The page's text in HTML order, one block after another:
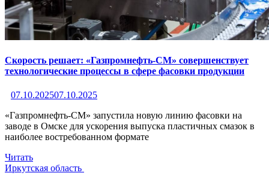
Скорость решает: «Газпромнефть-СМ» совершенствует
технологические процессы в сфере фасовки продукции
07.10.202507.10.2025
«Газпромнефть-СМ» запустила новую линию фасовки на
заводе в Омске для ускорения выпуска пластичных смазок в
наиболее востребованном формате
Читать
Иркутская область